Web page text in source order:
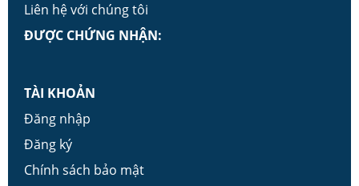
Liên hệ với chúng tôi
ĐƯỢC CHỨNG NHẬN:
TÀI KHOẢN
Đăng nhập
Đăng ký
Chính sách bảo mật